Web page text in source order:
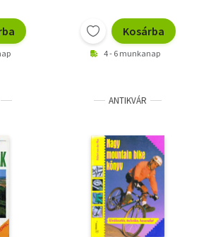
Kosárba
4 - 6 munkanap
ANTIKVÁR